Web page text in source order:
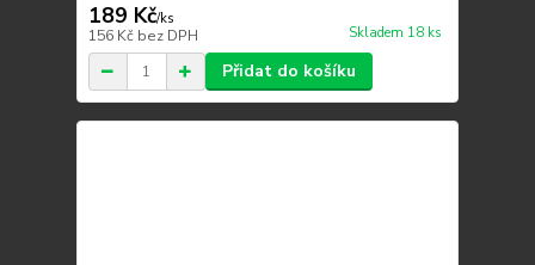
189 Kč/ks
156 Kč bez DPH Skladem 18 ks
Přidat do košíku